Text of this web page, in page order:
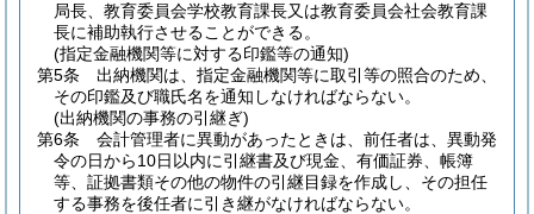
局長、教育委員会学校教育課長又は教育委員会社会教育課
長に補助執行させることができる。
(指定金融機関等に対する印鑑等の通知)
第5条
出納機関は、指定金融機関等に取引等の照合のため、
その印鑑及び職氏名を通知しなければならない。
(出納機関の事務の引継ぎ)
第6条
会計管理者に異動があったときは、前任者は、異動発
令の日から10日以内に引継書及び現金、有価証券、帳簿
等、証拠書類その他の物件の引継目録を作成し、その担任
する事務を後任者に引き継がなければならない。